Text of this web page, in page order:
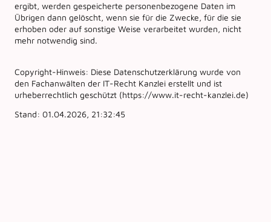
ergibt, werden gespeicherte personenbezogene Daten im
Übrigen dann gelöscht, wenn sie für die Zwecke, für die sie
erhoben oder auf sonstige Weise verarbeitet wurden, nicht
mehr notwendig sind.
Copyright-Hinweis: Diese Datenschutzerklärung wurde von
den Fachanwälten der IT-Recht Kanzlei erstellt und ist
urheberrechtlich geschützt (https://www.it-recht-kanzlei.de)
Stand: 01.04.2026, 21:32:45